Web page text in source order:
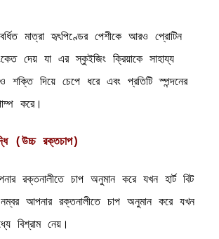
মাত্রা হৃৎপিণ্ডের পেশীকে আরও প্রোটিন
দেয় যা এর স্কুইজিং ক্রিয়াকে সাহায্য
দিয়ে চেপে ধরে এবং প্রতিটি স্পন্দনের
করে।
(উচ্চ রক্তচাপ)
রক্তনালীতে চাপ অনুমান করে যখন হার্ট বিট
আপনার রক্তনালীতে চাপ অনুমান করে যখন
বিশ্রাম নেয়।